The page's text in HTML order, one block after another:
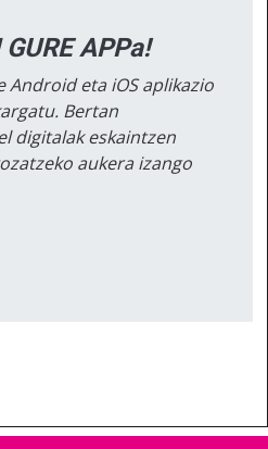
APPa!
Android eta iOS aplikazio
Bertan
digitalak eskaintzen
aukera izango